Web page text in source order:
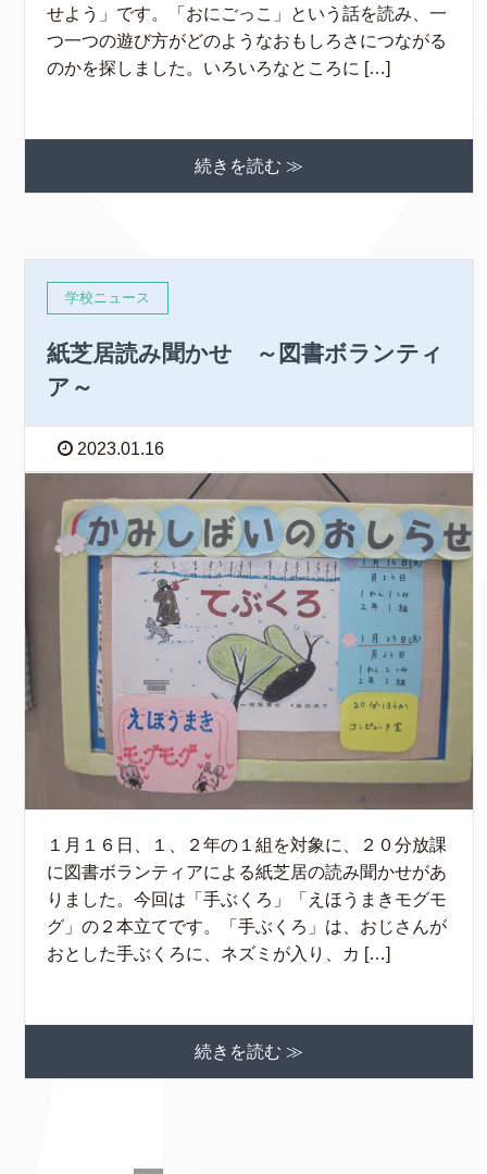
せよう」です。「おにごっこ」という話を読み、一
つ一つの遊び方がどのようなおもしろさにつながる
のかを探しました。いろいろなところに […]
続きを読む ≫
学校ニュース
紙芝居読み聞かせ ～図書ボランティ
ア～
2023.01.16
１月１６日、１、２年の１組を対象に、２０分放課
に図書ボランティアによる紙芝居の読み聞かせがあ
りました。今回は「手ぶくろ」「えほうまきモグモ
グ」の２本立てです。「手ぶくろ」は、おじさんが
おとした手ぶくろに、ネズミが入り、カ […]
続きを読む ≫